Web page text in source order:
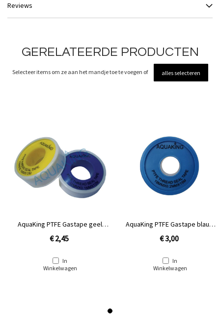
Reviews
GERELATEERDE PRODUCTEN
Selecteer items om ze aan het mandje toe te voegen of alles selecteren
AquaKing PTFE Gastape geel
€ 2,45
In
Winkelwagen
AquaKing PTFE Gastape blauw
€ 3,00
In
Winkelwagen